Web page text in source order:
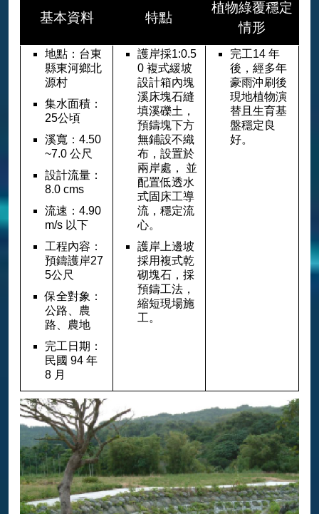
基本資料 特點
植物綠覆穩定
情形
地點：台東
縣東河鄉北
源村
集水面積：
25公頃
溪寬：4.50
~7.0 公尺
設計流量：
8.0 cms
流速：4.90
m/s 以下
工程內容：
預鑄護岸27
5公尺
保全對象：
公路、農
路、農地
完工日期：
民國 94 年
8 月
護岸採1:0.5
0 複式緩坡
設計箱內塊
溪床塊石縫
填溪礫土，
預鑄塊下方
無鋪設不織
布，設置於
兩岸處， 並
配置低透水
式固床工導
流，穩定流
心。
護岸上邊坡
採用複式乾
砌塊石，採
預鑄工法，
縮短現場施
工。
完工14 年
後，經多年
豪雨沖刷後
現地植物演
替且生育基
盤穩定良
好。